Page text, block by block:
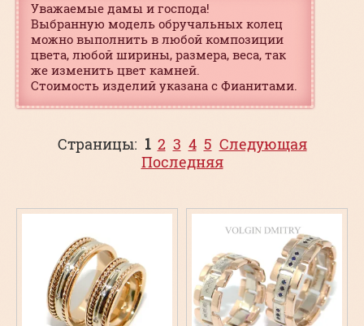
Уважаемые дамы и господа!
Выбранную модель обручальных колец
можно выполнить в любой композиции
цвета, любой ширины, размера, веса, так
же изменить цвет камней.
Стоимость изделий указана с Фианитами.
Страницы: 1 2 3 4 5 Следующая
Последняя